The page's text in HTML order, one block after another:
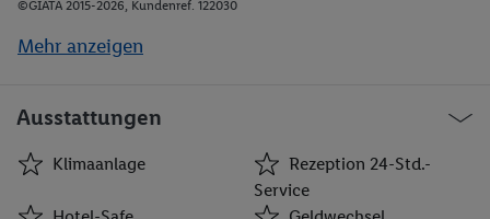
©GIATA 2015-2026, Kundenref. 122030
Mehr anzeigen
Ausstattungen
Klimaanlage
Rezeption 24-Std.-
Service